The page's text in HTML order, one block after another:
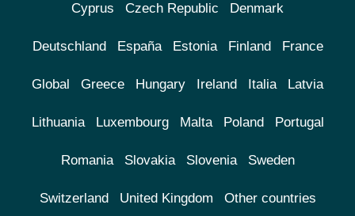
Cyprus Czech Republic Denmark
Deutschland España Estonia Finland France
Global Greece Hungary Ireland Italia Latvia
Lithuania Luxembourg Malta Poland Portugal
Romania Slovakia Slovenia Sweden
Switzerland United Kingdom Other countries